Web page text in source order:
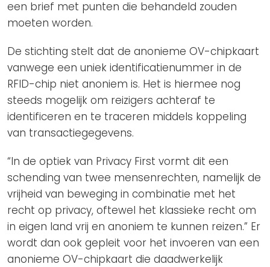
een brief met punten die behandeld zouden
moeten worden.
De stichting stelt dat de anonieme OV-chipkaart
vanwege een uniek identificatienummer in de
RFID-chip niet anoniem is. Het is hiermee nog
steeds mogelijk om reizigers achteraf te
identificeren en te traceren middels koppeling
van transactiegegevens.
“In de optiek van Privacy First vormt dit een
schending van twee mensenrechten, namelijk de
vrijheid van beweging in combinatie met het
recht op privacy, oftewel het klassieke recht om
in eigen land vrij en anoniem te kunnen reizen.” Er
wordt dan ook gepleit voor het invoeren van een
anonieme OV-chipkaart die daadwerkelijk